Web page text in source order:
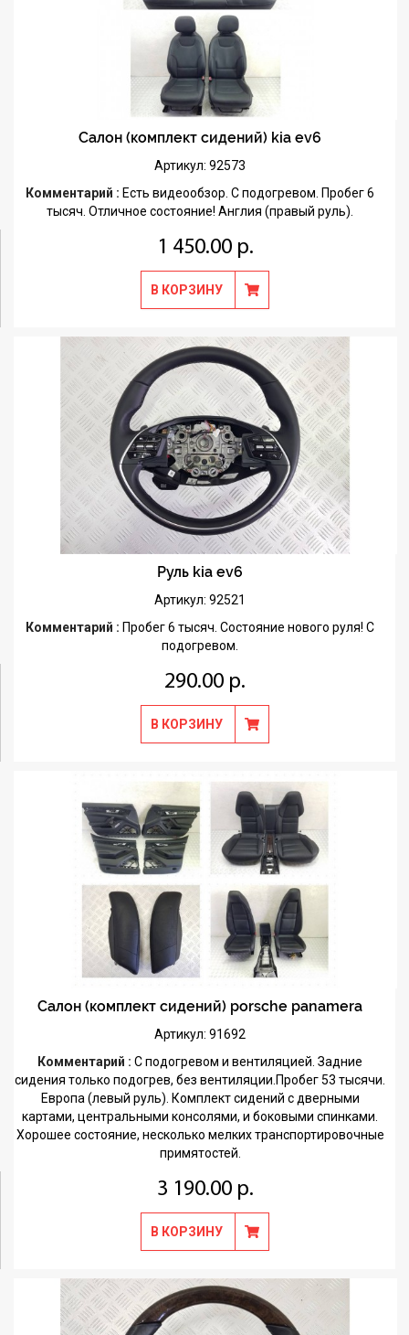
Салон (комплект сидений) kia ev6
Артикул: 92573
Комментарий : Есть видеообзор. С подогревом. Пробег 6
тысяч. Отличное состояние! Англия (правый руль).
1 450.00 р.
В КОРЗИНУ
Руль kia ev6
Артикул: 92521
Комментарий : Пробег 6 тысяч. Состояние нового руля! С
подогревом.
290.00 р.
В КОРЗИНУ
Салон (комплект сидений) porsche panamera
Артикул: 91692
Комментарий : С подогревом и вентиляцией. Задние
сидения только подогрев, без вентиляции.Пробег 53 тысячи.
Европа (левый руль). Комплект сидений с дверными
картами, центральными консолями, и боковыми спинками.
Хорошее состояние, несколько мелких транспортировочные
примятостей.
3 190.00 р.
В КОРЗИНУ